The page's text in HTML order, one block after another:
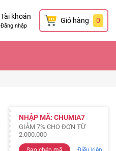
Tài khoản
Đăng nhập
Giỏ hàng 0
NHẬP MÃ: CHUMIA7
GIẢM 7% CHO ĐƠN TỪ
2.000.000